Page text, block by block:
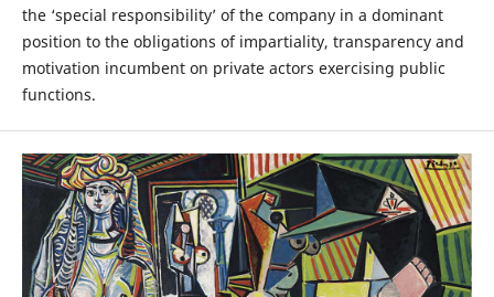
the ‘special responsibility’ of the company in a dominant
position to the obligations of impartiality, transparency and
motivation incumbent on private actors exercising public
functions.